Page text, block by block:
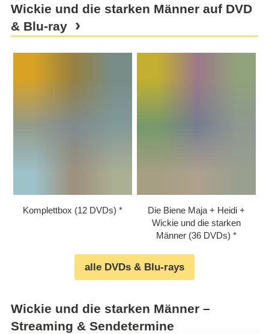
Wickie und die starken Männer auf DVD
& Blu-ray
Komplettbox (12 DVDs)
Die Biene Maja + Heidi +
Wickie und die starken
Männer (36 DVDs)
alle DVDs & Blu-rays
Wickie und die starken Männer –
Streaming & Sendetermine